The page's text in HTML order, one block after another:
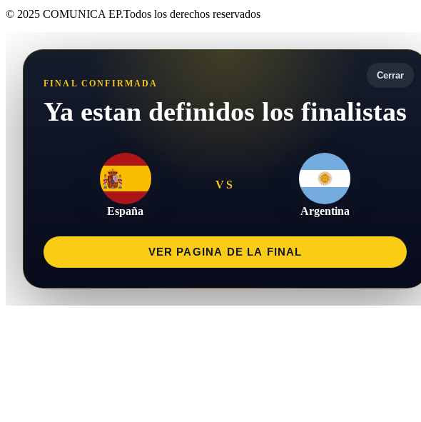
© 2025 COMUNICA EP.Todos los derechos reservados
Cerrar
FINAL CONFIRMADA
Ya estan definidos los finalistas
España
VS
Argentina
VER PAGINA DE LA FINAL